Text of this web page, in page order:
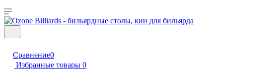
Сравнение0
Избранные товары 0